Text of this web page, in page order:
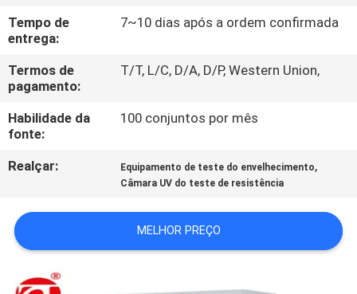
CONTACTE-
NOS
NOTÍCIA
PEÇA
UMAS
VR
SHOW
Tempo de
entrega:
7~10 dias após a ordem confirmada
Termos de
pagamento:
T/T, L/C, D/A, D/P, Western Union,
Habilidade da
fonte:
100 conjuntos por mês
Realçar: Equipamento de teste do envelhecimento,
Câmara UV do teste de resistência
MELHOR PREÇO